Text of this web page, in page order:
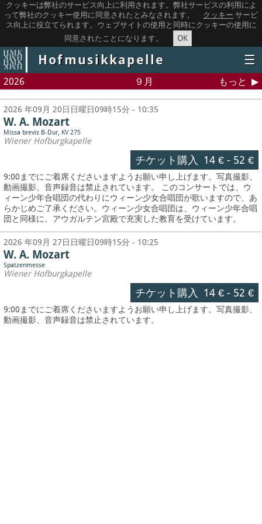
クッキーは弊社のサービス向上に利用されます。弊社サービスの利用によ
って弊社のクッキー使用に同意されたとみなされます。
クッキー サービ
ス向上に役立てられます。ウェブサイトの使用と同時にクッキーの使用に
同意されたことになります。
OK
Hofmusikkapelle ☰
2026 ９月 もっと
2026 年09月 20日日曜日09時15分 - 10:35
W. A. Mozart
Missa brevis B-Dur, KV 275
Wiener Hofburgkapelle
チケット購入 14 €- 52 €
9:00までにご着席くださいますようお願い申し上げます。写真撮影、
動画撮影、音声録音は禁止されています。 このコンサートでは、ウ
ィーン少年合唱団の代わりにウィーン少女合唱団が歌いますので、あ
らかじめご了承ください。ウィーン少女合唱団は、ウィーン少年合唱
団と同様に、アウガルテン宮殿で充実した教育を受けています。
2026 年09月 27日日曜日09時15分 - 10:25
W. A. Mozart
Spatzenmesse
Wiener Hofburgkapelle
チケット購入 14 €- 52 €
9:00までにご着席くださいますようお願い申し上げます。写真撮影、
動画撮影、音声録音は禁止されています。